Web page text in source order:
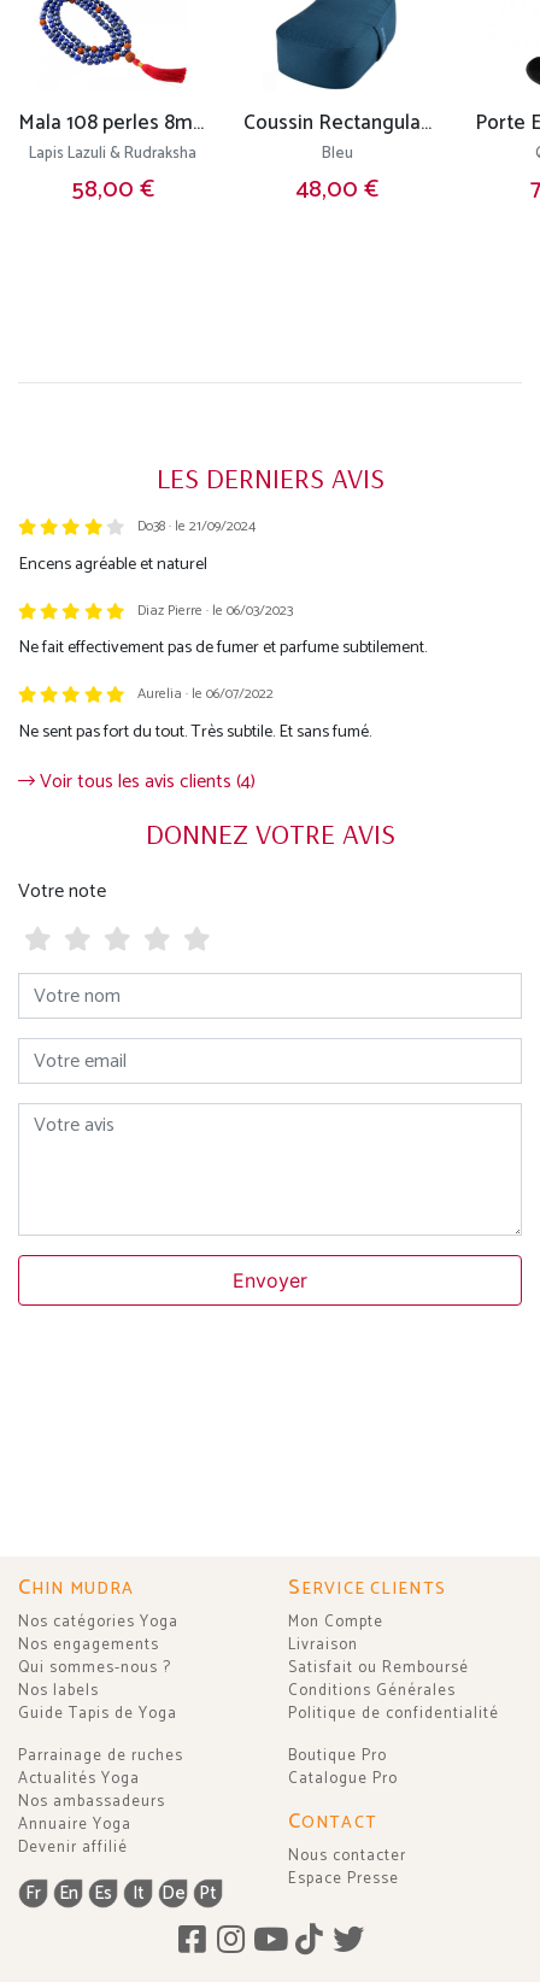
Mala 108 perles 8mm
Lapis Lazuli & Rudraksha
58,00 €
Coussin Rectangulaire Bio
Bleu
48,00 €
Porte
LES DERNIERS AVIS
Trustpilot Do38 · le 21/09/2024
Encens agréable et naturel
Diaz Pierre · le 06/03/2023
Ne fait effectivement pas de fumer et parfume subtilement.
Aurelia · le 06/07/2022
Ne sent pas fort du tout. Très subtile. Et sans fumé.
Voir tous les avis clients (4)
DONNEZ VOTRE AVIS
Votre note
Votre nom
Votre email
Votre avis
Envoyer
CHIN MUDRA
Nos catégories Yoga
Nos engagements
Qui sommes-nous ?
Nos labels
Guide Tapis de Yoga
Parrainage de ruches
Actualités Yoga
Nos ambassadeurs
Annuaire Yoga
Devenir affilié
Fr En Es It De Pt
SERVICE CLIENTS
Mon Compte
Livraison
Satisfait ou Remboursé
Conditions Générales
Politique de confidentialité
Boutique Pro
Catalogue Pro
CONTACT
Nous contacter
Espace Presse